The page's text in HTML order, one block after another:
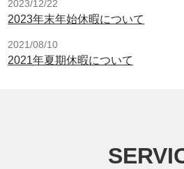
2023/12/22
2023年末年始休暇について
2021/08/10
2021年夏期休暇について